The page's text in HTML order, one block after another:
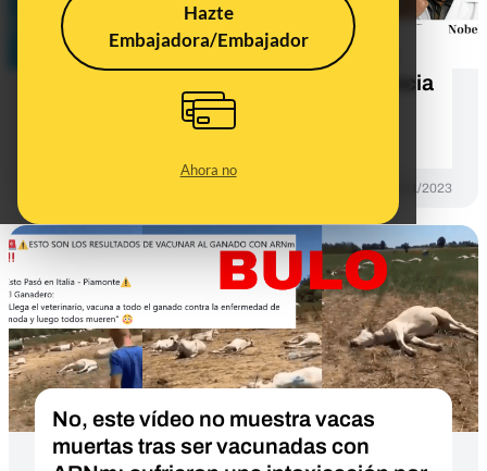
Hazte
Embajadora/Embajador
Ahora no
El documento "firmado por más de
1.600 científicos" sobre la emergencia
climática: contexto y afirmaciones
desinformadoras
16/11/2023
No, este vídeo no muestra vacas
muertas tras ser vacunadas con